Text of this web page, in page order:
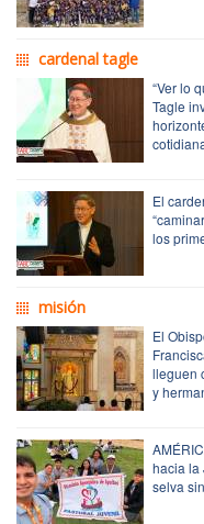
cardenal tagle
“Ver lo
Tagle
El
los
misión
El
lleguen
y
hacia la
selva